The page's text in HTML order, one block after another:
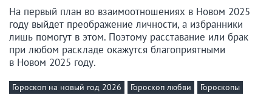
На первый план во взаимоотношениях в Новом 2025
году выйдет преображение личности, а избранники
лишь помогут в этом. Поэтому расставание или брак
при любом раскладе окажутся благоприятными
в Новом 2025 году.
Гороскоп на новый год 2026 Гороскоп любви
Гороскопы